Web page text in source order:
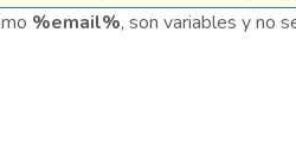
%email%, son variables y no